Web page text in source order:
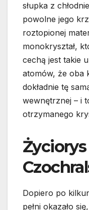
słupka z
powolne jego
roztopionej
monokryształ,
cechą jest takie
atomów, że oba
dokładnie tę
wewnętrznej – i
otrzymanego
Dopiero po
pełni okazało